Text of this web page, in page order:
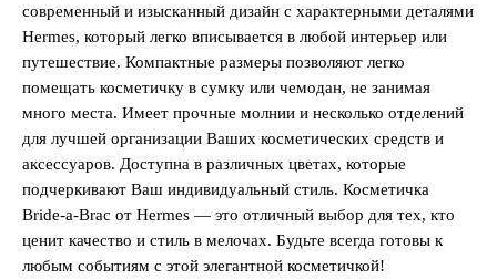
современный и изысканный дизайн с характерными деталями
Hermes, который легко вписывается в любой интерьер или
путешествие. Компактные размеры позволяют легко
помещать косметичку в сумку или чемодан, не занимая
много места. Имеет прочные молнии и несколько отделений
для лучшей организации Ваших косметических средств и
аксессуаров. Доступна в различных цветах, которые
подчеркивают Ваш индивидуальный стиль. Косметичка
Bride-a-Brac от Hermes — это отличный выбор для тех, кто
ценит качество и стиль в мелочах. Будьте всегда готовы к
любым событиям с этой элегантной косметичкой!